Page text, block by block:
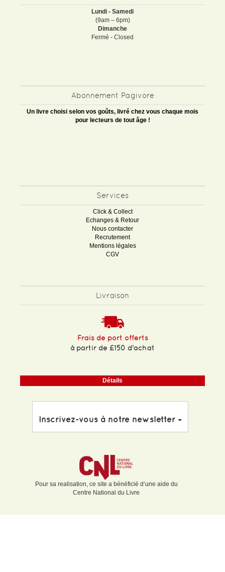
Lundi - Samedi
(9am – 6pm)
Dimanche
Fermé - Closed
Abonnement Pagivore
Un livre choisi selon vos goûts, livré chez vous chaque mois
pour lecteurs de tout âge !
Services
Click & Collect
Echanges & Retour
Nous contacter
Recrutement
Mentions légales
CGV
Livraison
Frais de port offerts
à partir de £150 d'achat
Détails
Inscrivez-vous à notre newsletter
Pour sa realisation, ce site a bénéficié d’une aide du
Centre National du Livre